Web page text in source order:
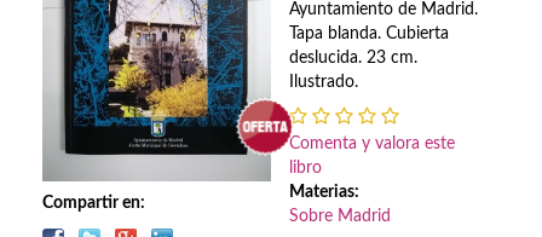
Biografía
Biografías
Ciencia ficción
Cocina
Compartir en:
Ayuntamiento de Madrid.
Tapa blanda. Cubierta
deslucida. 23 cm.
Ilustrado.
Comenta y valora este
libro
Materias:
Sobre Madrid